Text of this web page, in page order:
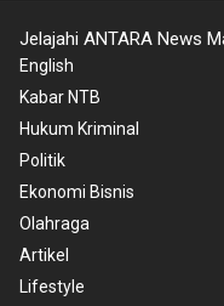
Jelajahi ANTARA News
English
Kabar NTB
Hukum Kriminal
Politik
Ekonomi Bisnis
Olahraga
Artikel
Lifestyle